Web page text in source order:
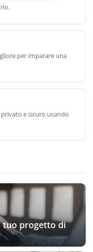
per imparare una
e sicuro usando
tuo progetto di